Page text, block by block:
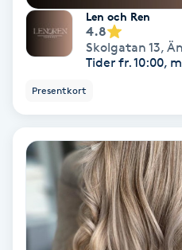
IPL hårborttagning
IR-massage
Katun fransar
Len och Ren
4.8
Skolgatan 13,
Tider fr. 10:00,
Presentkort